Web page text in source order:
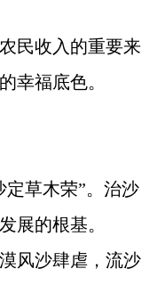
民收入的重要来
幸福底色。
定草木荣”。治沙
展的根基。
风沙肆虐，流沙